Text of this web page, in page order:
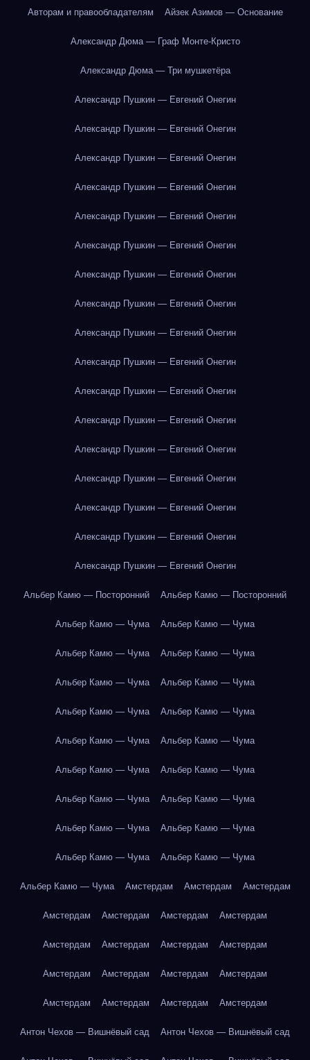
Авторам и правообладателям Айзек Азимов — Основание
Александр Дюма — Граф Монте-Кристо
Александр Дюма — Три мушкетёра
Александр Пушкин — Евгений Онегин
Александр Пушкин — Евгений Онегин
Александр Пушкин — Евгений Онегин
Александр Пушкин — Евгений Онегин
Александр Пушкин — Евгений Онегин
Александр Пушкин — Евгений Онегин
Александр Пушкин — Евгений Онегин
Александр Пушкин — Евгений Онегин
Александр Пушкин — Евгений Онегин
Александр Пушкин — Евгений Онегин
Александр Пушкин — Евгений Онегин
Александр Пушкин — Евгений Онегин
Александр Пушкин — Евгений Онегин
Александр Пушкин — Евгений Онегин
Александр Пушкин — Евгений Онегин
Александр Пушкин — Евгений Онегин
Александр Пушкин — Евгений Онегин
Альбер Камю — Посторонний Альбер Камю — Посторонний
Альбер Камю — Чума Альбер Камю — Чума
Альбер Камю — Чума Альбер Камю — Чума
Альбер Камю — Чума Альбер Камю — Чума
Альбер Камю — Чума Альбер Камю — Чума
Альбер Камю — Чума Альбер Камю — Чума
Альбер Камю — Чума Альбер Камю — Чума
Альбер Камю — Чума Альбер Камю — Чума
Альбер Камю — Чума Альбер Камю — Чума
Альбер Камю — Чума Альбер Камю — Чума
Альбер Камю — Чума Амстердам Амстердам Амстердам
Амстердам Амстердам Амстердам Амстердам
Амстердам Амстердам Амстердам Амстердам
Амстердам Амстердам Амстердам Амстердам
Амстердам Амстердам Амстердам Амстердам
Антон Чехов — Вишнёвый сад Антон Чехов — Вишнёвый сад